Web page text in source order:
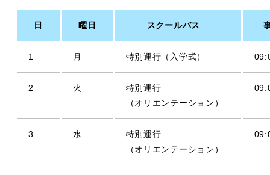
日 曜日 スクールバス
1 月 特別運行（入学式）
2 火
特別運行
（オリエンテーション）
3 水
特別運行
（オリエンテーション）